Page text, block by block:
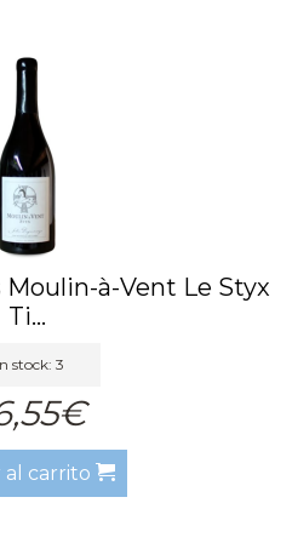
à-Vent Le Styx
Ti...
stock: 3
al carrito